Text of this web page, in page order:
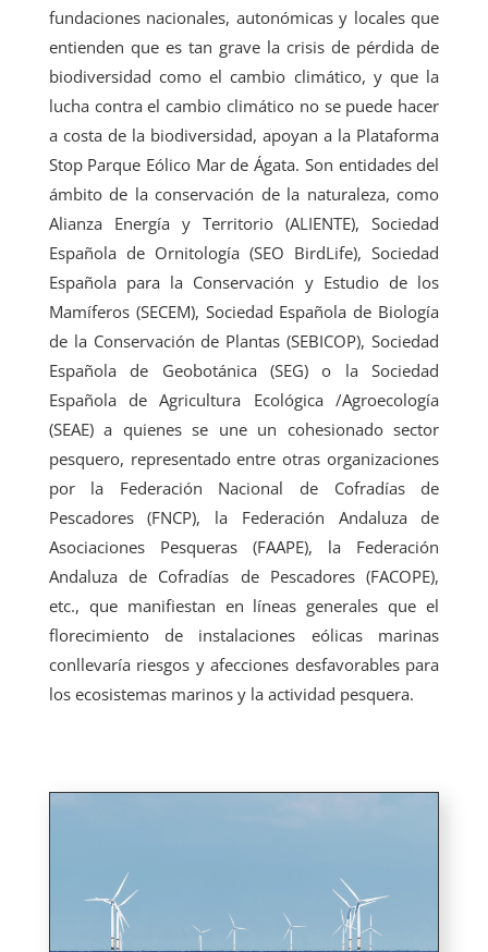
fundaciones nacionales, autonómicas y locales que
entienden que es tan grave la crisis de pérdida de
biodiversidad como el cambio climático, y que la
lucha contra el cambio climático no se puede hacer
a costa de la biodiversidad, apoyan a la Plataforma
Stop Parque Eólico Mar de Ágata. Son entidades del
ámbito de la conservación de la naturaleza, como
Alianza Energía y Territorio (ALIENTE), Sociedad
Española de Ornitología (SEO BirdLife), Sociedad
Española para la Conservación y Estudio de los
Mamíferos (SECEM), Sociedad Española de Biología
de la Conservación de Plantas (SEBICOP), Sociedad
Española de Geobotánica (SEG) o la Sociedad
Española de Agricultura Ecológica /Agroecología
(SEAE) a quienes se une un cohesionado sector
pesquero, representado entre otras organizaciones
por la Federación Nacional de Cofradías de
Pescadores (FNCP), la Federación Andaluza de
Asociaciones Pesqueras (FAAPE), la Federación
Andaluza de Cofradías de Pescadores (FACOPE),
etc., que manifiestan en líneas generales que el
florecimiento de instalaciones eólicas marinas
conllevaría riesgos y afecciones desfavorables para
los ecosistemas marinos y la actividad pesquera.